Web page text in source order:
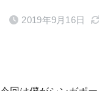
2019年9月16日